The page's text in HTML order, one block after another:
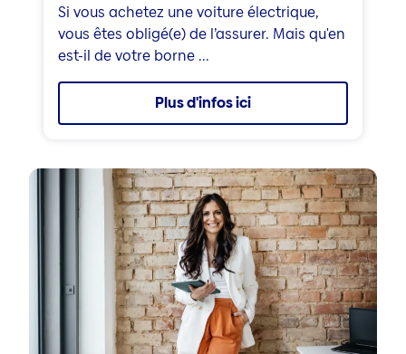
Si vous achetez une voiture électrique,
vous êtes obligé(e) de l’assurer. Mais qu'en
est-il de votre borne ...
Plus d'infos ici